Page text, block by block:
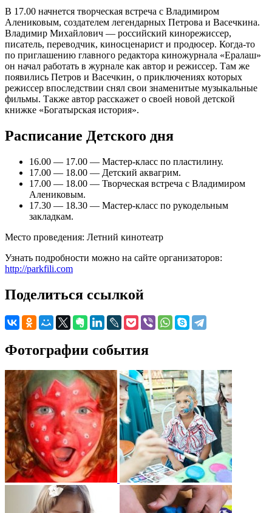
В 17.00 начнется творческая встреча с Владимиром
Алениковым, создателем легендарных Петрова и Васечкина.
Владимир Михайлович — российский кинорежиссер,
писатель, переводчик, киносценарист и продюсер. Когда-то
по приглашению главного редактора киножурнала «Ералаш»
он начал работать в журнале как автор и режиссер. Там же
появились Петров и Васечкин, о приключениях которых
режиссер впоследствии снял свои знаменитые музыкальные
фильмы. Также автор расскажет о своей новой детской
книжке «Богатырская история».
Расписание Детского дня
16.00 — 17.00 — Мастер-класс по пластилину.
17.00 — 18.00 — Детский аквагрим.
17.00 — 18.00 — Творческая встреча с Владимиром
Алениковым.
17.30 — 18.30 — Мастер-класс по рукодельным
закладкам.
Место проведения: Летний кинотеатр
Узнать подробности можно на сайте организаторов:
http://parkfili.com
Поделиться ссылкой
Фотографии события